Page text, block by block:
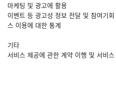
마케팅 및 광고에 활용
이벤트 등 광고성 정보 전달 및 참여기
스 이용에 대한 통계
기타
서비스 제공에 관한 계약 이행 및 서비